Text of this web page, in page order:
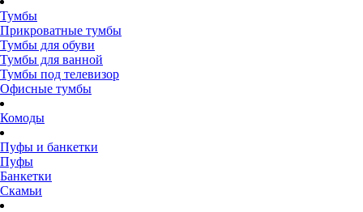
Тумбы
Прикроватные тумбы
Тумбы для обуви
Тумбы для ванной
Тумбы под телевизор
Офисные тумбы
Комоды
Пуфы и банкетки
Пуфы
Банкетки
Скамьи